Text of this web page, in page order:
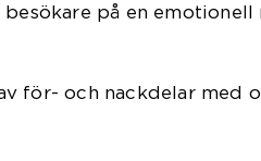
på en emotionell
för- och nackdelar med